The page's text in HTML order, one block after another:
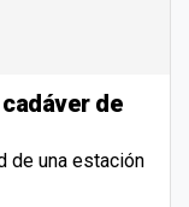
de
de una estación